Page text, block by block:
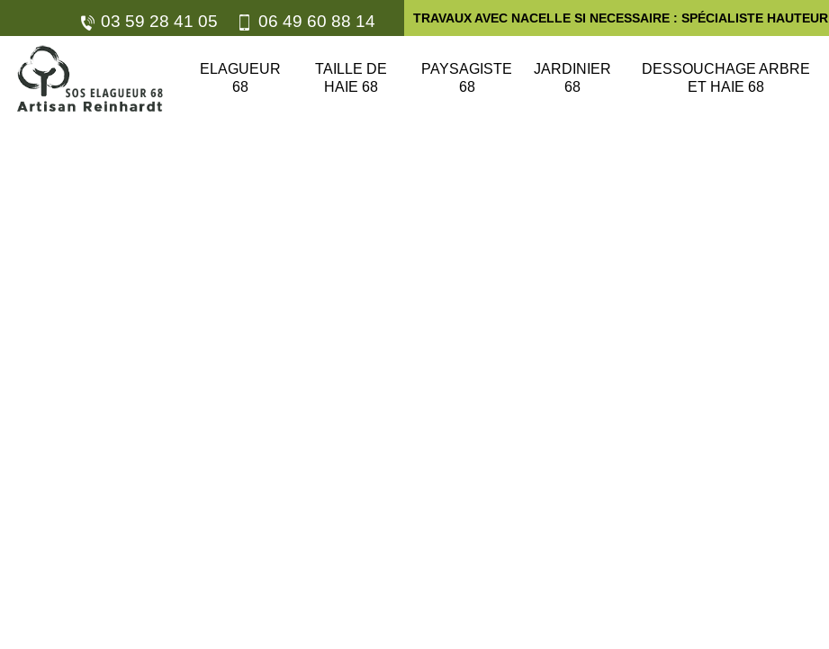
03 59 28 41 05 06 49 60 88 14 TRAVAUX AVEC NACELLE SI NECESSAIRE : SPÉCIALISTE HAUTEUR
ELAGUEUR
68
TAILLE DE
HAIE 68
PAYSAGISTE
68
JARDINIER
68
DESSOUCHAGE ARBRE
ET HAIE 68